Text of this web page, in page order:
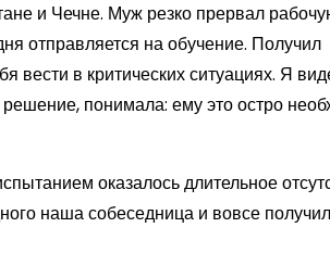
и Чечне. Муж резко прервал
отправляется на обучение. Получил
вести в критических ситуациях. Я
понимала: ему это остро
оказалось длительное
наша собеседница и вовсе